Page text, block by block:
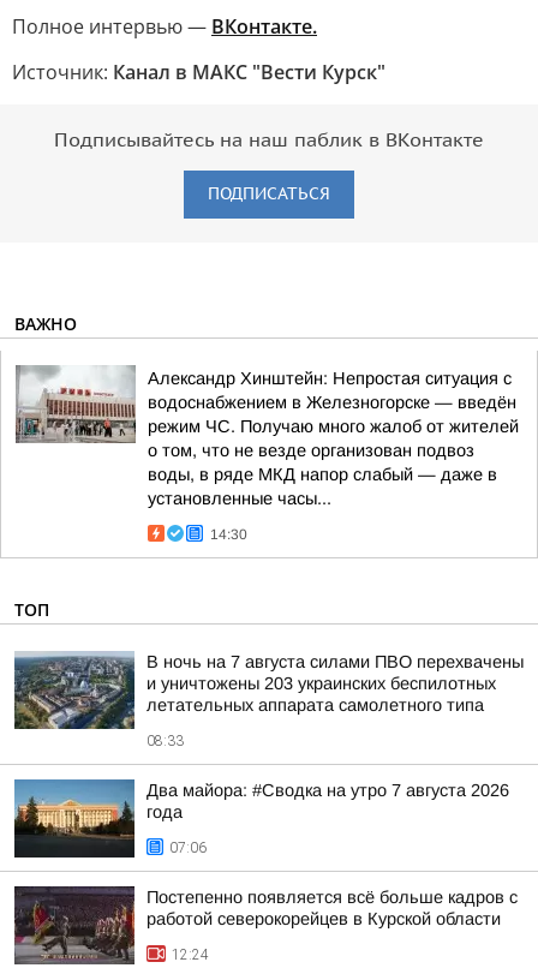
Полное интервью — ВКонтакте.
Источник: Канал в МАКС "Вести Курск"
Подписывайтесь на наш паблик в ВКонтакте
ПОДПИСАТЬСЯ
ВАЖНО
Александр Хинштейн: Непростая ситуация с
водоснабжением в Железногорске — введён
режим ЧС. Получаю много жалоб от жителей
о том, что не везде организован подвоз
воды, в ряде МКД напор слабый — даже в
установленные часы...
14:30
ТОП
В ночь на 7 августа силами ПВО перехвачены
и уничтожены 203 украинских беспилотных
летательных аппарата самолетного типа
08:33
Два майора: #Сводка на утро 7 августа 2026
года
07:06
Постепенно появляется всё больше кадров с
работой северокорейцев в Курской области
12:24